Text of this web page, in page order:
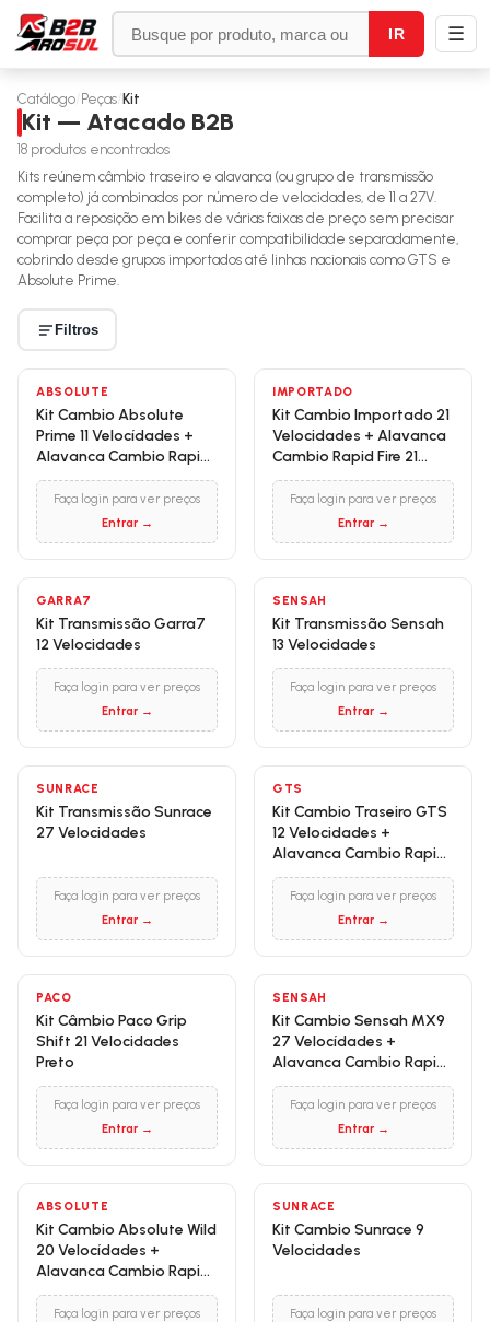
IR ☰
Catálogo Peças Kit
Kit — Atacado B2B
18 produtos encontrados
Kits reúnem câmbio traseiro e alavanca (ou grupo de transmissão
completo) já combinados por número de velocidades, de 11 a 27V.
Facilita a reposição em bikes de várias faixas de preço sem precisar
comprar peça por peça e conferir compatibilidade separadamente,
cobrindo desde grupos importados até linhas nacionais como GTS e
Absolute Prime.
Filtros
ABSOLUTE
Kit Cambio Absolute
Prime 11 Velocídades +
Alavanca Cambio Rapid
Fire 11 Velocidades
Faça login para ver preços
Entrar →
IMPORTADO
Kit Cambio Importado 21
Velocidades + Alavanca
Cambio Rapid Fire 21
Velocidades
Faça login para ver preços
Entrar →
GARRA7
Kit Transmissão Garra7
12 Velocidades
Faça login para ver preços
Entrar →
SENSAH
Kit Transmissão Sensah
13 Velocidades
Faça login para ver preços
Entrar →
SUNRACE
Kit Transmissão Sunrace
27 Velocidades
Faça login para ver preços
Entrar →
GTS
Kit Cambio Traseiro GTS
12 Velocidades +
Alavanca Cambio Rapid
Fire GTS 12V
Faça login para ver preços
Entrar →
PACO
Kit Câmbio Paco Grip
Shift 21 Velocidades
Preto
Faça login para ver preços
Entrar →
SENSAH
Kit Cambio Sensah MX9
27 Velocídades +
Alavanca Cambio Rapid
Fire 27 Velocidades
Faça login para ver preços
Entrar →
ABSOLUTE
Kit Cambio Absolute Wild
20 Velocídades +
Alavanca Cambio Rapid
Fire 20 Velocidades
Faça login para ver preços
SUNRACE
Kit Cambio Sunrace 9
Velocidades
Faça login para ver preços